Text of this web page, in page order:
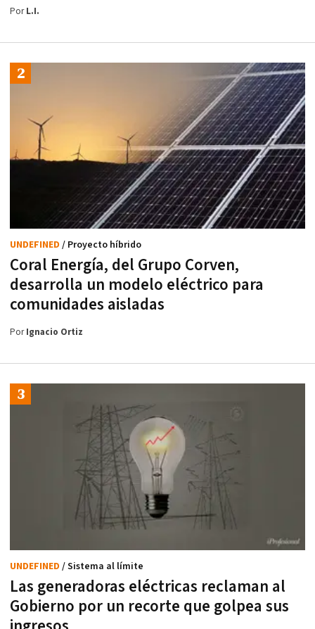
PorL.I.
Coral Energía, del Grupo Corven,
desarrolla un modelo eléctrico para
comunidades aisladas
UNDEFINED / Proyecto híbrido
PorIgnacio Ortiz
Las generadoras eléctricas reclaman al
Gobierno por un recorte que golpea sus
UNDEFINED / Sistema al límite